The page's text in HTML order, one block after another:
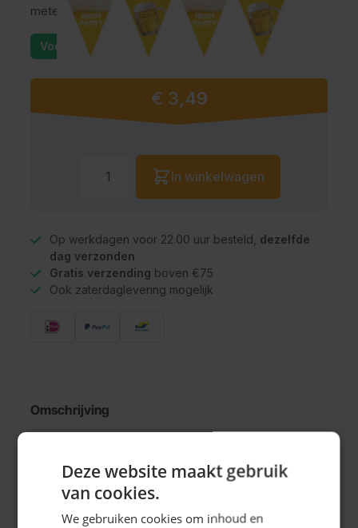
meter lang. Het artikel is gemaakt van plastic.
Voorraad: 25+
€ 3,49
In winkelwagen
Op werkdagen voor 22.00 uur besteld, dezelfde
dag verzonden
Gratis verzending boven €75
Ook zaterdaglevering mogelijk
Omschrijving
vlaggenlijn. Kleur: Meerkleurig. Deze vlaggenlijn is 6
meter lang. Het artikel is gemaakt van plastic.
Deze website maakt gebruik
van cookies.
We gebruiken cookies om inhoud en